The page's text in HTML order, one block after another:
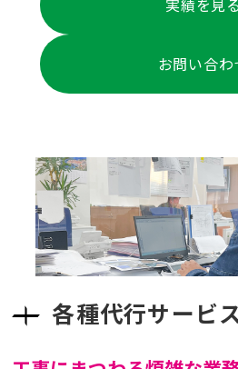
実績を見る
お問い合わ
各種代行サービ